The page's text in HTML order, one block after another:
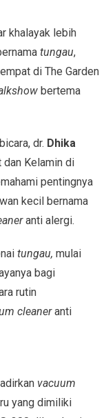
khalayak lebih
tungau,
di The Garden
bertema
dr. Dhika
dan Kelamin di
pentingnya
kecil bernama
anti alergi.
tungau, mulai
bagi
rutin
cleaneranti
vacuum
yang dimiliki